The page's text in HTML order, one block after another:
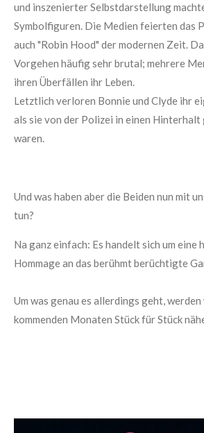
und inszenierter Selbstdarstellung
Symbolfiguren. Die Medien feierten das
auch "Robin Hood" der modernen Zeit.
Vorgehen häufig sehr brutal; mehrere
ihren Überfällen ihr Leben.
Letztlich verloren Bonnie und Clyde ihr
als sie von der Polizei in einen
waren.
Und was haben aber die Beiden nun mit
tun?
Na ganz einfach: Es handelt sich um eine
Hommage an das berühmt berüchtigte
Um was genau es allerdings geht, werden
kommenden Monaten Stück für Stück